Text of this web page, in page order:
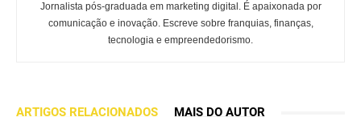
Jornalista pós-graduada em marketing digital. É apaixonada por
comunicação e inovação. Escreve sobre franquias, finanças,
tecnologia e empreendedorismo.
ARTIGOS RELACIONADOS MAIS DO AUTOR